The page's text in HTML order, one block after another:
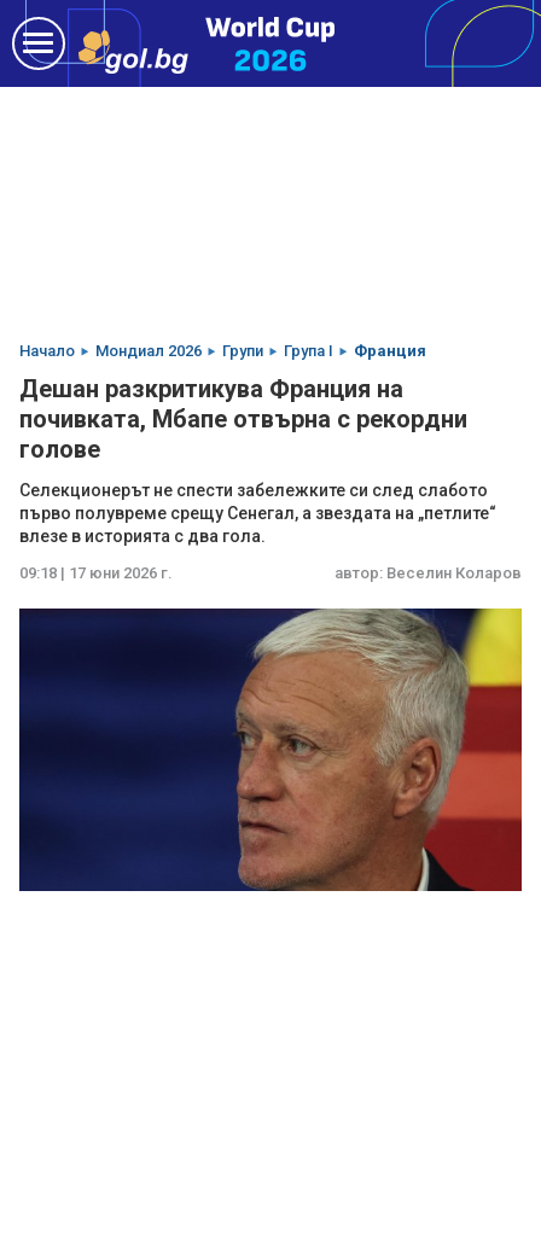
Начало Мондиал 2026 Групи Група I Франция
Дешан разкритикува Франция на
почивката, Мбапе отвърна с рекордни
голове
Селекционерът не спести забележките си след слабото
първо полувреме срещу Сенегал, а звездата на „петлите“
влезе в историята с два гола.
09:18 | 17 юни 2026 г. автор: Веселин Коларов